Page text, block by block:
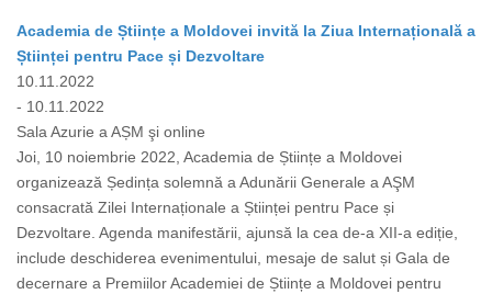
Academia de Științe a Moldovei invită la Ziua Internațională a
Științei pentru Pace și Dezvoltare
10.11.2022
- 10.11.2022
Sala Azurie a AȘM şi online
Joi, 10 noiembrie 2022, Academia de Științe a Moldovei
organizează Ședința solemnă a Adunării Generale a AŞM
consacrată Zilei Internaționale a Științei pentru Pace și
Dezvoltare. Agenda manifestării, ajunsă la cea de-a XII-a ediție,
include deschiderea evenimentului, mesaje de salut și Gala de
decernare a Premiilor Academiei de Științe a Moldovei pentru